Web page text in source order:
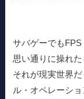
サバゲーでも
思い通りに操れた
それが現実世界
ル・オペレーシ